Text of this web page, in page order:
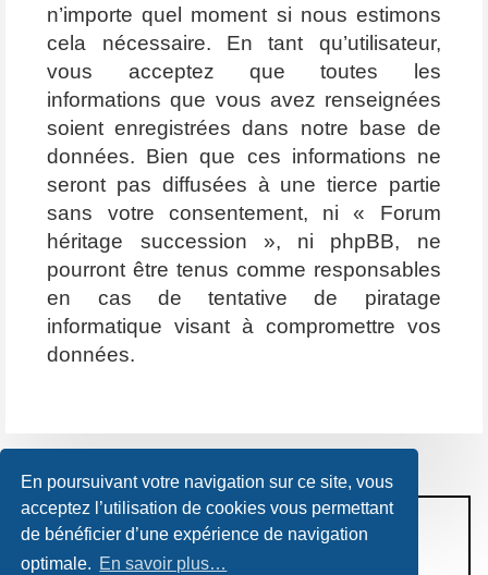
En poursuivant votre navigation sur ce site, vous
acceptez l’utilisation de cookies vous permettant
de bénéficier d’une expérience de navigation
optimale. En savoir plus…
n’importe quel moment si nous estimons
cela nécessaire. En tant qu’utilisateur,
vous acceptez que toutes les
informations que vous avez renseignées
soient enregistrées dans notre base de
données. Bien que ces informations ne
seront pas diffusées à une tierce partie
sans votre consentement, ni « Forum
héritage succession », ni phpBB, ne
pourront être tenus comme responsables
en cas de tentative de piratage
informatique visant à compromettre vos
données.
CONDITIONS D’UTILISATION
POLITIQUE DE VIE PRIVÉE